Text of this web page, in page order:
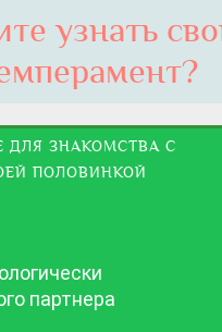
узнать
ДЛЯ ЗНАКОМСТВА С
ПОЛОВИНКОЙ
партнера